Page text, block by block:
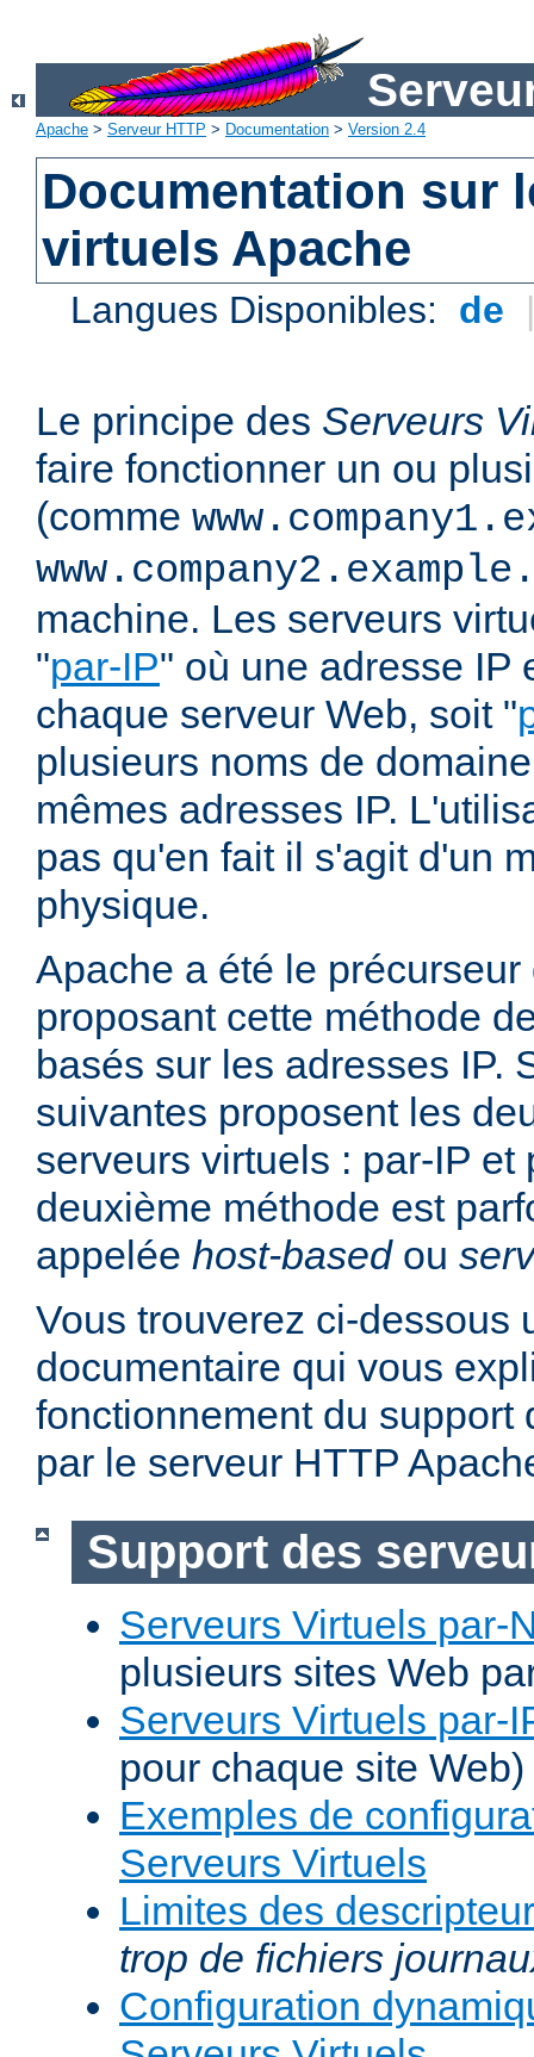
Apache > Serveur HTTP > Documentation > Version 2.4
Documentation sur
virtuels Apache
Langues Disponibles: de
Le principe des Serveurs
faire fonctionner un ou
(comme
machine. Les serveurs
"par-IP" où une adresse IP
chaque serveur Web, soit "
plusieurs noms de
mêmes adresses IP.
pas qu'en fait il s'agit d'un
physique.
Apache a été le
proposant cette méthode
basés sur les adresses IP.
suivantes proposent les
serveurs virtuels : par-IP et
deuxième méthode est
appelée host-basedou
Vous trouverez ci-dessous
documentaire qui vous
fonctionnement du support
par le serveur HTTP
Support des
Serveurs Virtuels par-
plusieurs sites Web
Serveurs Virtuels par-
pour chaque site Web)
Exemples de
Serveurs Virtuels
Limites des
trop de fichiers
Configuration